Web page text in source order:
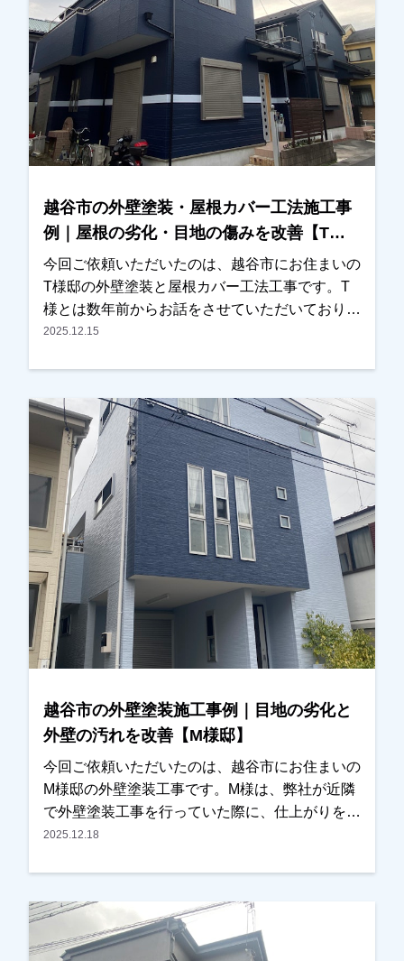
していただきました。最終的には、見本帳もご覧
いただきながら、お住まいの雰囲気に合う色を一
緒に決定いたしました。施工後は、「仕上がりも
きれいで、特に外壁の色がとても気に入っていま
す」とのお言葉をいただき、私たちも大変嬉しく
思っております。外壁塗装や屋根塗装は、工事が
終わったら終わりではなく、その後のメンテナン
スも大切です。これから長いお付き合いになるか
いつでもお気軽にご相談ください。この度は大切
なお住まいの外壁塗装・屋根塗装工事をお任せい
ただき、誠にありがとうございました。
越谷市の外壁塗装・屋根カバー工法施工事
例｜屋根の劣化・目地の傷みを改善【T様
邸】
今回ご依頼いただいたのは、越谷市にお住まいの
T様邸の外壁塗装と屋根カバー工法工事です。T
様とは数年前からお話をさせていただいており、
近くに伺った際にはご挨拶をさせていただくな
の前を通り、ご挨拶に伺ったところ、以前拝見し
た時よりも屋根の劣化が進んでいる状態であるこ
とに気が付きました。その旨をお伝えし、改めて
現地調査を行い、屋根の状態を写真でご確認いた
だきました。実際に写真をご覧いただいたとこ
ろ、・屋根材の劣化・外壁の目地（コーキング）
の傷みが進んでいることが分かり、今回の工事を
ご検討いただくことになりました。屋根について
は、塗装ではなく耐久性を考慮し、**屋根カバー
工法（重ね葺き工事）**をご提案させていただ
き、外壁は塗装工事にて施工させていただきまし
た。屋根は劣化が進むと雨漏りの原因になること
もあるため、早めに対処できてよかったとご主人
めについてはかなり悩まれておりましたが、カラ
ーシミュレーションを使いながら何度か打ち合わ
せをさせていただき、最終的には落ち着いた雰囲
気の外観に仕上がりました。仕上がりにも大変ご
満足いただくことができ、私たちもとても嬉しく
思っております。この度は大切なお住まいの外壁
にありがとうございました。
2025.12.15
越谷市の外壁塗装施工事例｜目地の劣化と
外壁の汚れを改善【M様邸】
今回ご依頼いただいたのは、越谷市にお住まいの
M様邸の外壁塗装工事です。M様は、弊社が近隣
で外壁塗装工事を行っていた際に、仕上がりをご
覧になっていたそうで「とても綺麗に仕上がって
地（コーキング）の劣化が気になっており、そろ
そろ外壁塗装を検討しなければと考えていたとの
ことでした。そこでまず現地調査を行い、外壁の
2025.12.18